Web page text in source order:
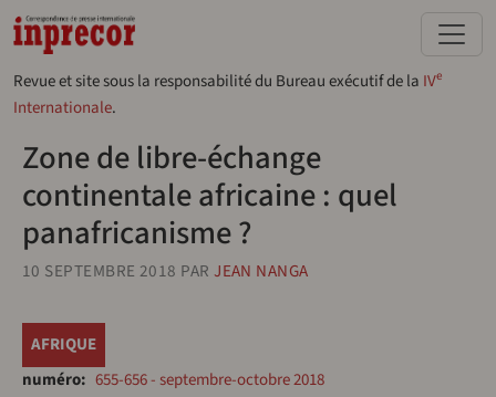
Aller au contenu principal
Revue et site sous la responsabilité du Bureau exécutif de la IVe
Internationale.
Zone de libre-échange
continentale africaine : quel
panafricanisme ?
10 SEPTEMBRE 2018 PARJEAN NANGA
AFRIQUE
numéro
655-656 - septembre-octobre 2018